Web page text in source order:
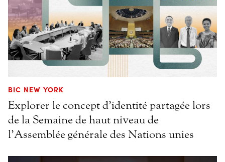
BIC NEW YORK
Explorer le concept d’identité partagée lors
de la Semaine de haut niveau de
l’Assemblée générale des Nations unies